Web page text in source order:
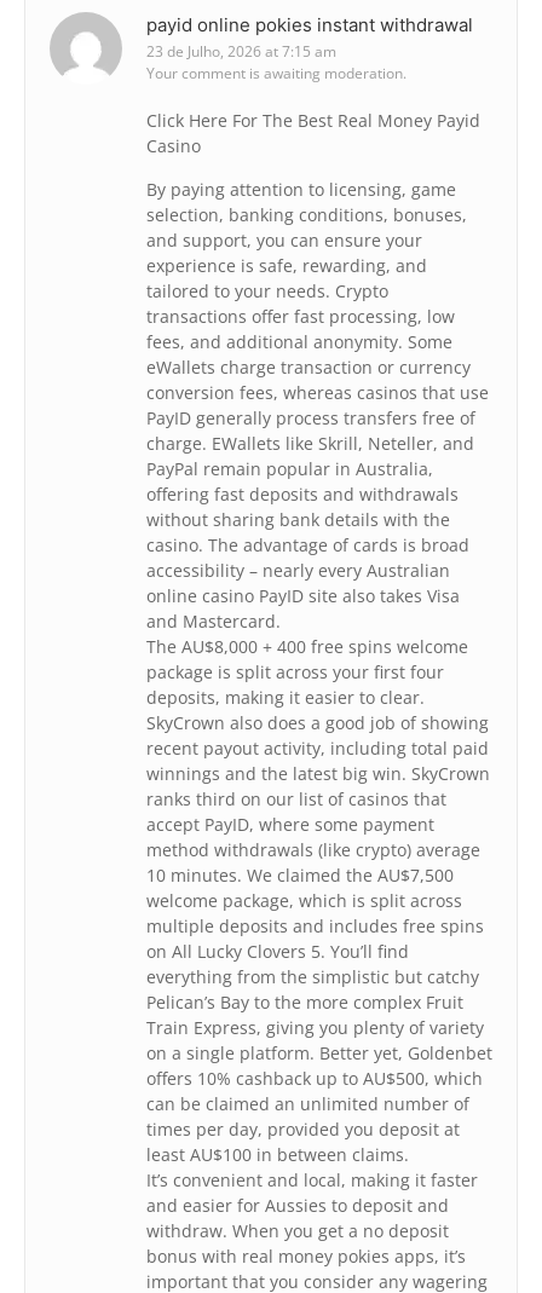
payid online pokies instant withdrawal
23 de Julho, 2026 at 7:15 am
Your comment is awaiting moderation.
Click Here For The Best Real Money Payid
Casino
By paying attention to licensing, game
selection, banking conditions, bonuses,
and support, you can ensure your
experience is safe, rewarding, and
tailored to your needs. Crypto
transactions offer fast processing, low
fees, and additional anonymity. Some
eWallets charge transaction or currency
conversion fees, whereas casinos that use
PayID generally process transfers free of
charge. EWallets like Skrill, Neteller, and
PayPal remain popular in Australia,
offering fast deposits and withdrawals
without sharing bank details with the
casino. The advantage of cards is broad
accessibility – nearly every Australian
online casino PayID site also takes Visa
and Mastercard.
The AU$8,000 + 400 free spins welcome
package is split across your first four
deposits, making it easier to clear.
SkyCrown also does a good job of showing
recent payout activity, including total paid
winnings and the latest big win. SkyCrown
ranks third on our list of casinos that
accept PayID, where some payment
method withdrawals (like crypto) average
10 minutes. We claimed the AU$7,500
welcome package, which is split across
multiple deposits and includes free spins
on All Lucky Clovers 5. You’ll find
everything from the simplistic but catchy
Pelican’s Bay to the more complex Fruit
Train Express, giving you plenty of variety
on a single platform. Better yet, Goldenbet
offers 10% cashback up to AU$500, which
can be claimed an unlimited number of
times per day, provided you deposit at
least AU$100 in between claims.
It’s convenient and local, making it faster
and easier for Aussies to deposit and
withdraw. When you get a no deposit
bonus with real money pokies apps, it’s
important that you consider any wagering